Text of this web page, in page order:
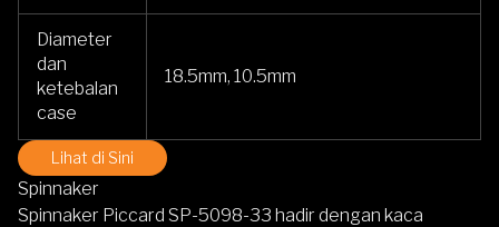
Diameter
dan
ketebalan
case
18.5mm, 10.5mm
Lihat di Sini
Spinnaker
Spinnaker Piccard SP-5098-33 hadir dengan kaca